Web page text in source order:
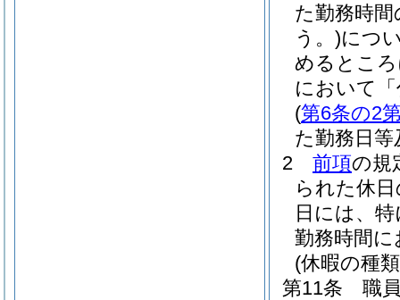
た勤務時間
う。)につ
めるとこ
において
(第6条の2
た勤務日
2
前項の規
られた休
日には、
勤務時間
(休暇の種
第11条
職